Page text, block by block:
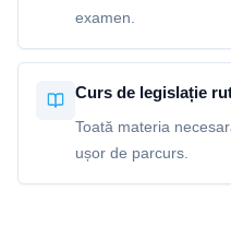
examen.
Curs de legislație
Toată materia
ușor de parcurs.